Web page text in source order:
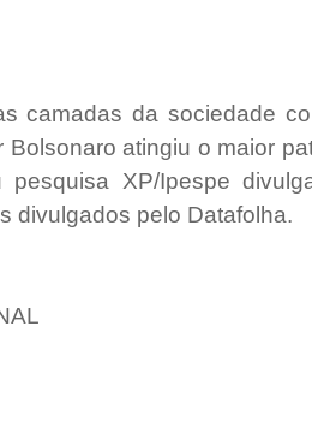
camadas da sociedade
Bolsonaro atingiu o maior
pesquisa XP/Ipespe
divulgados pelo Datafolha.